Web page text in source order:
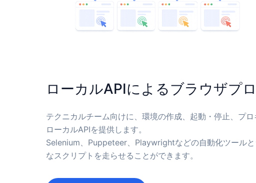
ローカルAPIによるブラウザプ
テクニカルチーム向けに、環境の作成、起動・停止、プ
ローカルAPIを提供します。
Selenium、Puppeteer、Playwrightなどの自動化ツール
なスクリプトを走らせることができます。